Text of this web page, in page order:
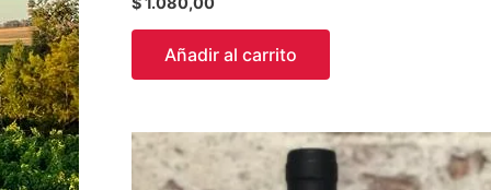
Añadir al carrito